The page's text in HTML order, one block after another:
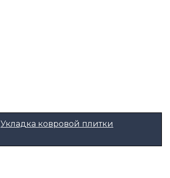
Укладка ковровой плитки